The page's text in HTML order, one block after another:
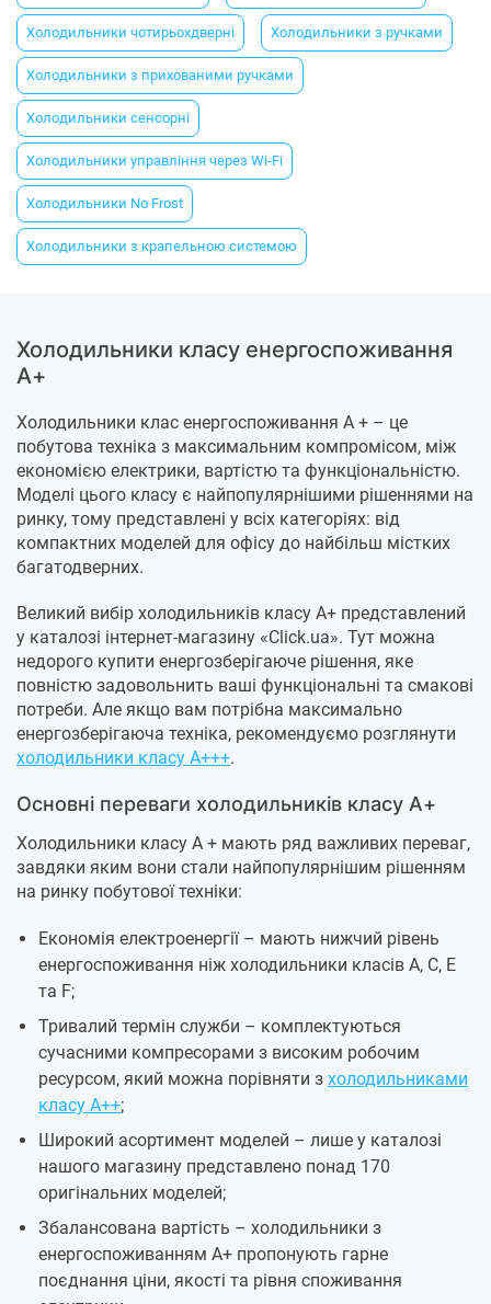
Холодильники чотирьохдверні Холодильники з ручками
Холодильники з прихованими ручками
Холодильники сенсорні
Холодильники управління через Wi-Fi
Холодильники No Frost
Холодильники з крапельною системою
Холодильники класу енергоспоживання
A+
Холодильники клас енергоспоживання А + – це
побутова техніка з максимальним компромісом, між
економією електрики, вартістю та функціональністю.
Моделі цього класу є найпопулярнішими рішеннями на
ринку, тому представлені у всіх категоріях: від
компактних моделей для офісу до найбільш містких
багатодверних.
Великий вибір холодильників класу А+ представлений
у каталозі інтернет-магазину «Click.ua». Тут можна
недорого купити енергозберігаюче рішення, яке
повністю задовольнить ваші функціональні та смакові
потреби. Але якщо вам потрібна максимально
енергозберігаюча техніка, рекомендуємо розглянути
холодильники класу А+++.
Основні переваги холодильників класу А+
Холодильники класу А + мають ряд важливих переваг,
завдяки яким вони стали найпопулярнішим рішенням
на ринку побутової техніки:
Економія електроенергії – мають нижчий рівень
енергоспоживання ніж холодильники класів A, C, E
та F;
Тривалий термін служби – комплектуються
сучасними компресорами з високим робочим
ресурсом, який можна порівняти з холодильниками
класу А++;
Широкий асортимент моделей – лише у каталозі
нашого магазину представлено понад 170
оригінальних моделей;
Збалансована вартість – холодильники з
енергоспоживанням А+ пропонують гарне
поєднання ціни, якості та рівня споживання